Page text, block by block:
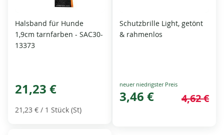
Halsband für Hunde
1,9cm tarnfarben - SAC30-
13373
21,23 €
21,23 € / 1 Stück (St)
Schutzbrille Light, getönt
& rahmenlos
Special
Price
3,46 € 4,62 €